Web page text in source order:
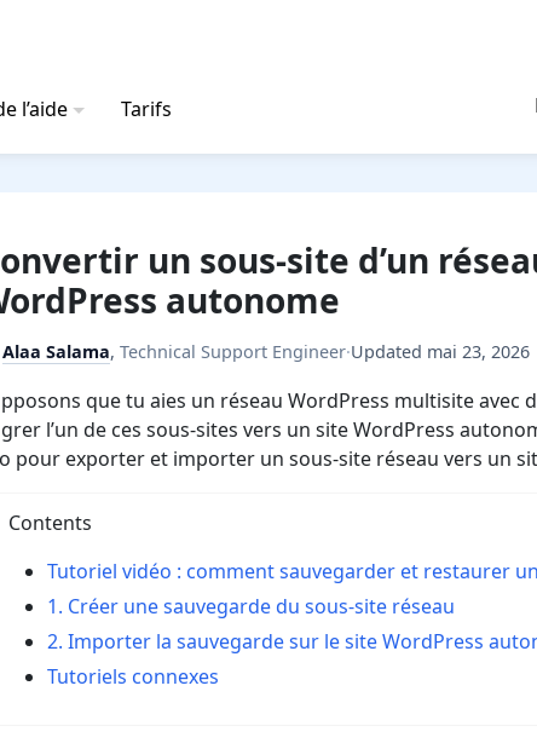
l’aide Tarifs
un sous-site d’un
autonome
Alaa Salama,Technical Support Engineer·Updated mai 23, 2026
que tu aies un réseau WordPress multisite avec
l’un de ces sous-sites vers un site WordPress
pour exporter et importer un sous-site réseau vers un
Contents
Tutoriel vidéo : comment sauvegarder et restaurer
1. Créer une sauvegarde du sous-site réseau
2. Importer la sauvegarde sur le site WordPress
Tutoriels connexes